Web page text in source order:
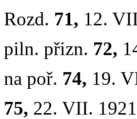
Rozd. 71, 12.
piln. přizn. 72,
na poř. 74, 19.
75, 22. VII.